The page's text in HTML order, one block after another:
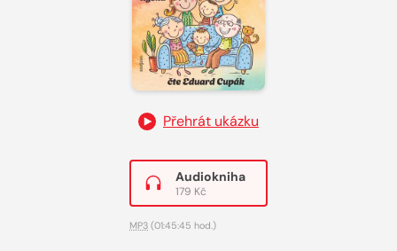
Přehrát ukázku
Audiokniha
179 Kč
MP3 (01:45:45 hod.)